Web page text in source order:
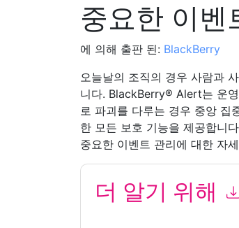
중요한 이벤
에 의해 출판 된: BlackBerry
오늘날의 조직의 경우 사람과
니다. BlackBerry® Alert는 운
로 파괴를 다루는 경우 중앙 집
한 모든 보호 기능을 제공합니
중요한 이벤트 관리에 대한 자
더 알기 위해